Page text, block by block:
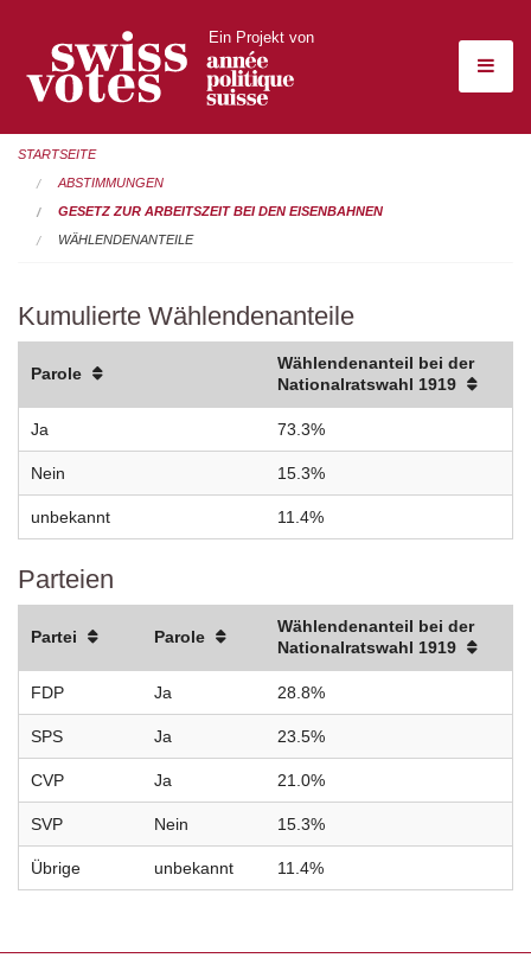
Ein Projekt von
STARTSEITE
ABSTIMMUNGEN
GESETZ ZUR ARBEITSZEIT BEI DEN EISENBAHNEN
WÄHLENDENANTEILE
Kumulierte Wählendenanteile
Parole
Wählendenanteil bei der
Nationalratswahl 1919
Ja 73.3%
Nein 15.3%
unbekannt 11.4%
Parteien
Partei Parole
Wählendenanteil bei der
Nationalratswahl 1919
FDP Ja 28.8%
SPS Ja 23.5%
CVP Ja 21.0%
SVP Nein 15.3%
Übrige unbekannt 11.4%